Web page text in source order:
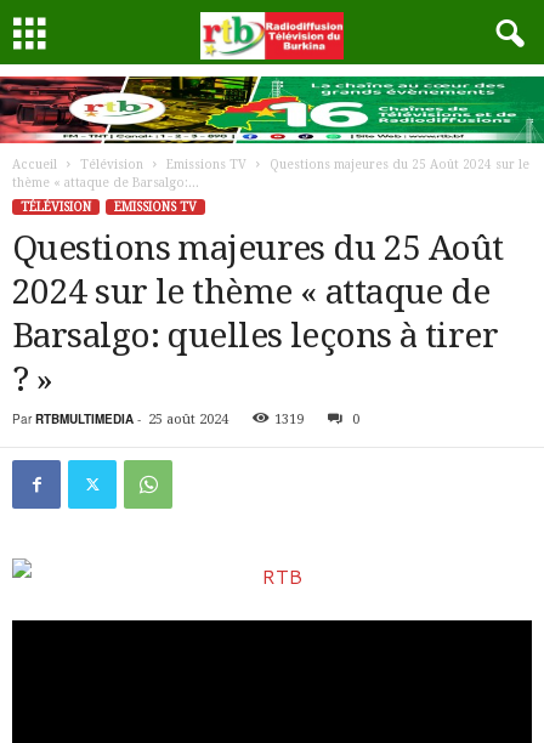
Accueil Télévision Emissions TV
Questions majeures du 25 Août 2024 sur le
thème « attaque de Barsalgo:...
TÉLÉVISION
EMISSIONS TV
Questions majeures du 25 Août
2024 sur le thème « attaque de
Barsalgo: quelles leçons à tirer
? »
Par RTBMULTIMEDIA - 25 août 2024 1319 0